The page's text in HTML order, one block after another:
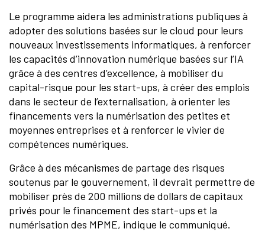
Le programme aidera les administrations publiques à
adopter des solutions basées sur le cloud pour leurs
nouveaux investissements informatiques, à renforcer
les capacités d’innovation numérique basées sur l’IA
grâce à des centres d’excellence, à mobiliser du
capital-risque pour les start-ups, à créer des emplois
dans le secteur de l’externalisation, à orienter les
financements vers la numérisation des petites et
moyennes entreprises et à renforcer le vivier de
compétences numériques.
Grâce à des mécanismes de partage des risques
soutenus par le gouvernement, il devrait permettre de
mobiliser près de 200 millions de dollars de capitaux
privés pour le financement des start-ups et la
numérisation des MPME, indique le communiqué.